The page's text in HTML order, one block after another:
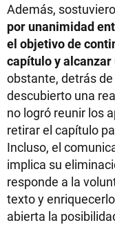
Además,
por unanimidad
el objetivo de
capítulo y
obstante, detrás
descubierto una
no logró reunir los
retirar el capítulo
Incluso, el
implica su
responde a la
texto y
abierta la